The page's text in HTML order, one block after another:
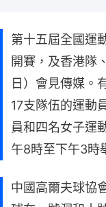
第十五屆全國運
開賽，及香港隊
日）會見傳媒。
17支隊伍的運動
員和四名女子運
午8時至下午3時
中國高爾夫球協